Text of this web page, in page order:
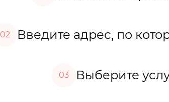
02 Введите адрес, по
03 Выберите